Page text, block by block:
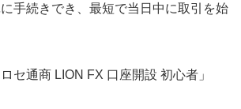
手続きでき、最短で当日中に取引を始
セ通商 LION FX 口座開設 初心者」